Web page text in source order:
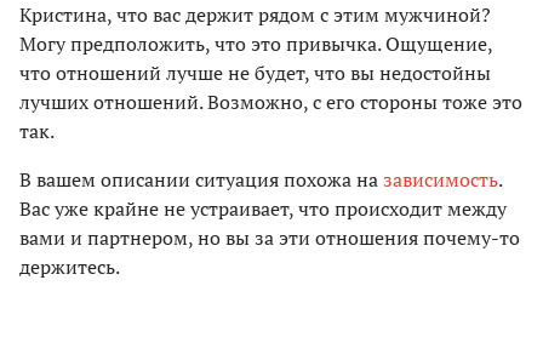
Кристина, что вас держит рядом с этим мужчиной?
Могу предположить, что это привычка. Ощущение,
что отношений лучше не будет, что вы недостойны
лучших отношений. Возможно, с его стороны тоже это
так.
В вашем описании ситуация похожа назависимость.
Вас уже крайне не устраивает, что происходит между
вами и партнером, но вы за эти отношения почему-то
держитесь.